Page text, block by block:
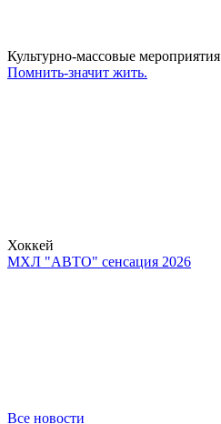
Культурно-массовые мероприятия
Помнить-значит жить.
Хоккей
МХЛ "АВТО" сенсация 2026
Все новости